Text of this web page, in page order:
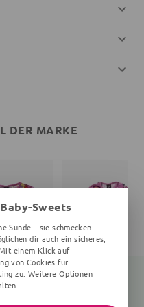
DER MARKE
Sweets
Sünde – sie schmecken
dir auch ein sicheres,
einem Klick auf
von Cookies für
zu. Weitere Optionen